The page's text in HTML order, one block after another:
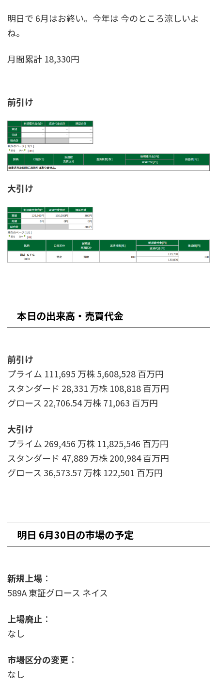
明日で 6月はお終い。今年は 今のところ涼しいよ
ね。
月間累計 18,330円
前引け
大引け
本日の出来高・売買代金
前引け
プライム 111,695 万株 5,608,528 百万円
スタンダード 28,331 万株 108,818 百万円
グロース 22,706.54 万株 71,063 百万円
大引け
プライム 269,456 万株 11,825,546 百万円
スタンダード 47,889 万株 200,984 百万円
グロース 36,573.57 万株 122,501 百万円
明日 6月30日の市場の予定
新規上場 ：
589A 東証グロース ネイス
上場廃止 ：
なし
市場区分の変更 ：
なし